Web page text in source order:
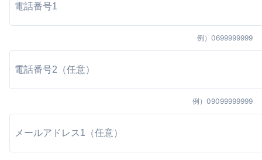
例） 0699999999
例） 09099999999